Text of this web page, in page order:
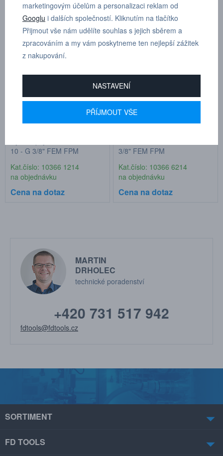
Produkty pouze skladem
10 - G 3/8" FEM FPM
Kat.číslo: 10366 1214
na objednávku
Cena na dotaz
3/8" FEM FPM
Kat.číslo: 10366 6214
na objednávku
Cena na dotaz
MARTIN
DRHOLEC
technické poradenství
+420 731 517 942
fdtools@fdtools.cz
SORTIMENT
FD TOOLS
marketingovým účelům a personalizaci reklam od
Googlu i dalších společností. Kliknutím na tlačítko
Přijmout vše nám udělíte souhlas s jejich sběrem a
zpracováním a my vám poskytneme ten nejlepší zážitek
z nakupování.
NASTAVENÍ
PŘÍJMOUT VŠE